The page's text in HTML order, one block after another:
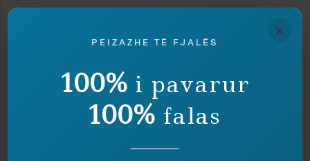
EKONOMIA SIPAS ULIKSIT E
17 December 2007
KTHIME TË PAMUNDSHME
19 January 2017
In "Emigracion"
×
PEIZAZHE TË FJALËS
100% i pavarur
100% falas